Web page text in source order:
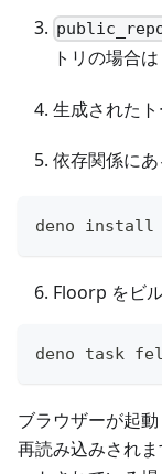
トリの場合は
生成された
依存関係に
deno install
Floorp をビ
deno task
ブラウザーが起
再読み込みされ